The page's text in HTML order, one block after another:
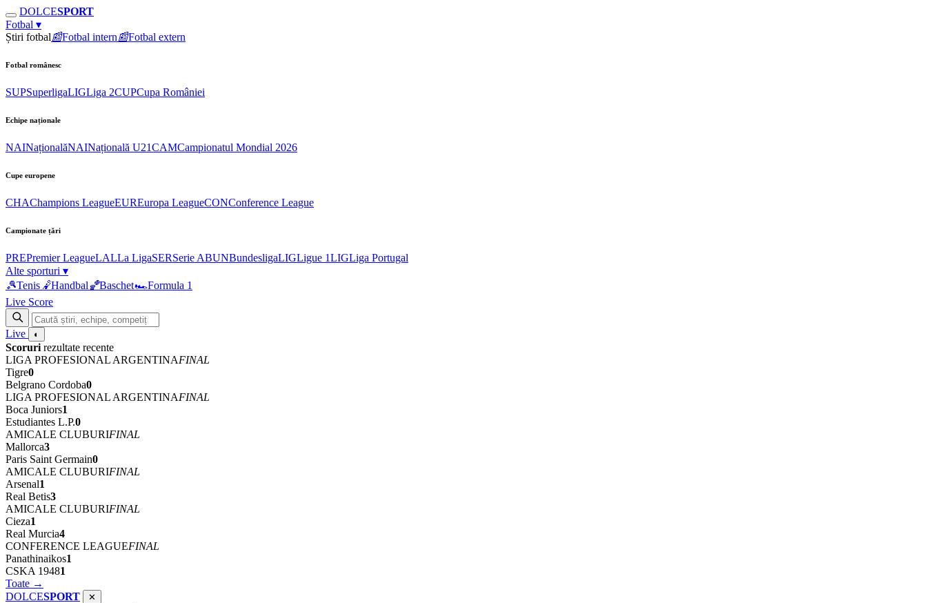
DOLCESPORT
Fotbal ▾
Știri fotbal📰Fotbal intern📰Fotbal extern
Fotbal românesc
SUPSuperligaLIGLiga 2CUPCupa României
Echipe naționale
NAINaționalăNAINațională U21CAMCampionatul Mondial 2026
Cupe europene
CHAChampions LeagueEUREuropa LeagueCONConference League
Campionate țări
PREPremier LeagueLALLa LigaSERSerie ABUNBundesligaLIGLigue 1LIGLiga Portugal
Alte sporturi ▾
🎾Tenis 🤾Handbal🏀Baschet🏎Formula 1
Live Score
Live ◐
Scoruri rezultate recente
LIGA PROFESIONAL ARGENTINAFINAL
Tigre0
Belgrano Cordoba0
LIGA PROFESIONAL ARGENTINAFINAL
Boca Juniors1
Estudiantes L.P.0
AMICALE CLUBURIFINAL
Mallorca3
Paris Saint Germain0
AMICALE CLUBURIFINAL
Arsenal1
Real Betis3
AMICALE CLUBURIFINAL
Cieza1
Real Murcia4
CONFERENCE LEAGUEFINAL
Panathinaikos1
CSKA 19481
Toate →
DOLCESPORT ✕